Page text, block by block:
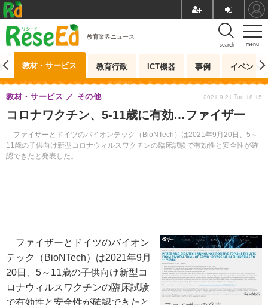
menu
search
教育業界ニュース
教材・サービス 教育行政 ICT機器 事例 イベント
コロナワクチン、5-11歳に有効…ファイザー
ファイザーとドイツのバイオンテック（BioNTech）は2021年9月20日、5～
11歳の子供向け新型コロナウィルスワクチンの臨床試験で有効性と安全性が確
認できたと発表した。
教材・サービス その他 2021.9.21 Tue 18:15
ファイザーとドイツのバイオン
テック（BioNTech）は2021年9月
20日、5～11歳の子供向け新型コ
ロナウィルスワクチンの臨床試験
で有効性と安全性が確認できたと